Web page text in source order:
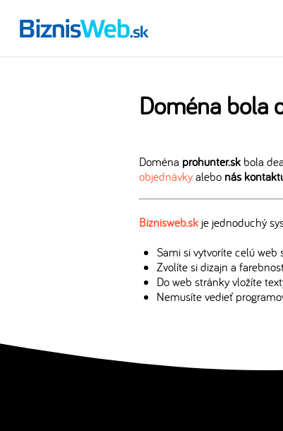
Doména bola
Doména prohunter.sk bola
objednávkyalebo nás
Biznisweb.sk je jednoduchý
Sami si vytvoríte celú web
Zvolíte si dizajn a
Do web stránky vložíte
Nemusíte vedieť